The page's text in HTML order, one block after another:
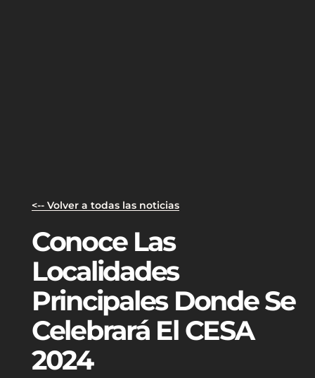
<-- Volver a todas las noticias
Conoce Las
Localidades
Principales Donde Se
Celebrará El CESA
2024